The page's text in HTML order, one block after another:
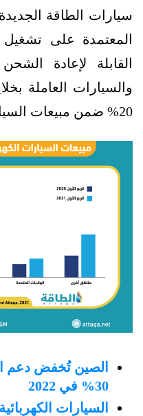
سيارات الطاقة
المعتمدة على تشغيل
القابلة لإعادة
والسيارات العاملة
20% ضمن مبيعات السيارات بحلول 2025.
الصين تُخفض دعم
30% في 2022
السيارات